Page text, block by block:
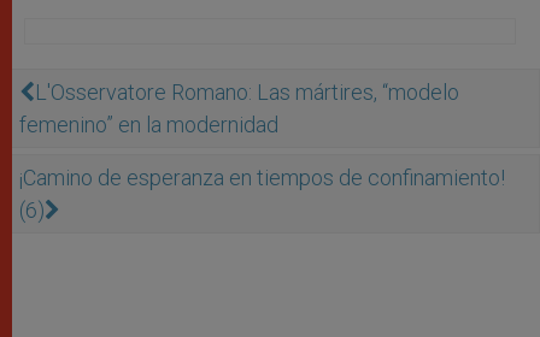
L'Osservatore Romano: Las mártires, “modelo
femenino” en la modernidad
¡Camino de esperanza en tiempos de confinamiento!
(6)